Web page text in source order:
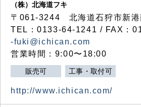
（株）北海道フキ
〒061-3244 北海道石狩市新
TEL：0133-64-1241 / FAX：
-fuki@ichican.com
営業時間：9:00〜18:00
販売可 工事・取付可
http://www.ichican.com/